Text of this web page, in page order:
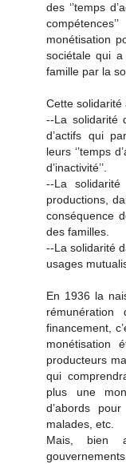
des ‘’temps
monétisation
sociétale qui
famille par la
Cette solidarité
--La solidarité
d’actifs qui
leurs ‘’temps
d’inactivité’’.
--La
productions,
conséquence
des familles.
--La solidarité
usages
En 1936 la
rémunération
financement,
monétisation
producteurs
qui
plus une
d’abords
malades, etc.
Mais, bien